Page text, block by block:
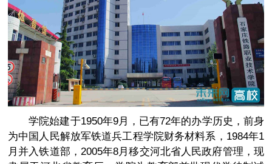
学院始建于1950年9月，已有72年的办学历史，前身
为中国人民解放军铁道兵工程学院财务材料系，1984年1
月并入铁道部，2005年8月移交河北省人民政府管理，现